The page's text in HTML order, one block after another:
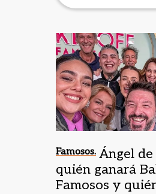
Famosos. Ángel
quién ganará
Famosos y